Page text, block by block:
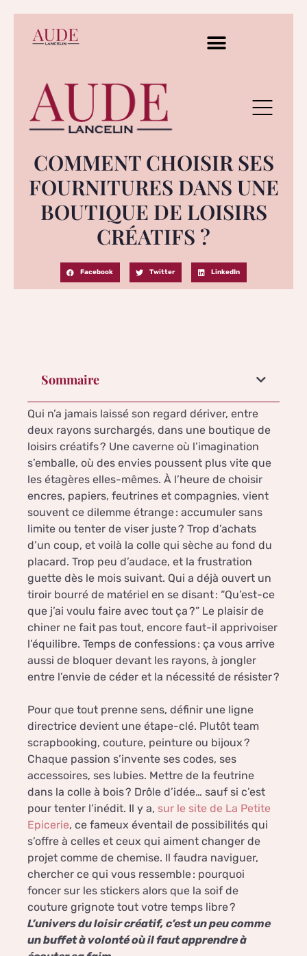
COMMENT CHOISIR SES
FOURNITURES DANS UNE
BOUTIQUE DE LOISIRS
CRÉATIFS ?
Facebook Twitter LinkedIn
Sommaire
Qui n’a jamais laissé son regard dériver, entre
deux rayons surchargés, dans une boutique de
loisirs créatifs ? Une caverne où l’imagination
s’emballe, où des envies poussent plus vite que
les étagères elles-mêmes. À l’heure de choisir
encres, papiers, feutrines et compagnies, vient
souvent ce dilemme étrange : accumuler sans
limite ou tenter de viser juste ? Trop d’achats
d’un coup, et voilà la colle qui sèche au fond du
placard. Trop peu d’audace, et la frustration
guette dès le mois suivant. Qui a déjà ouvert un
tiroir bourré de matériel en se disant : “Qu’est-ce
que j’ai voulu faire avec tout ça ?” Le plaisir de
chiner ne fait pas tout, encore faut-il apprivoiser
l’équilibre. Temps de confessions : ça vous arrive
aussi de bloquer devant les rayons, à jongler
entre l’envie de céder et la nécessité de résister ?
Pour que tout prenne sens, définir une ligne
directrice devient une étape-clé. Plutôt team
scrapbooking, couture, peinture ou bijoux ?
Chaque passion s’invente ses codes, ses
accessoires, ses lubies. Mettre de la feutrine
dans la colle à bois ? Drôle d’idée… sauf si c’est
pour tenter l’inédit. Il y a, sur le site de La Petite
Epicerie, ce fameux éventail de possibilités qui
s’offre à celles et ceux qui aiment changer de
projet comme de chemise. Il faudra naviguer,
chercher ce qui vous ressemble : pourquoi
foncer sur les stickers alors que la soif de
couture grignote tout votre temps libre ?
L’univers du loisir créatif, c’est un peu comme
un buffet à volonté où il faut apprendre à